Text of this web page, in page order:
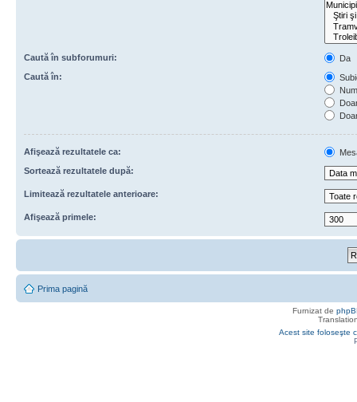
Caută în subforumuri:
Da
Caută în:
Afişează rezultatele ca:
Sortează rezultatele după:
Limitează rezultatele anterioare:
Afişează primele:
Prima pagină
Furnizat de
Acest site foloseşte